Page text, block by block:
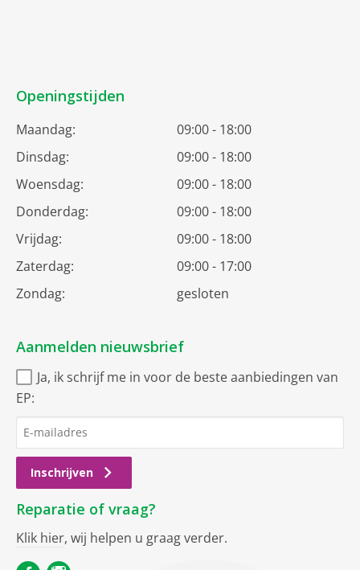
Openingstijden
Maandag:
09:00 - 18:00
Dinsdag:
09:00 - 18:00
Woensdag:
09:00 - 18:00
Donderdag:
09:00 - 18:00
Vrijdag:
09:00 - 18:00
Zaterdag:
09:00 - 17:00
Zondag:
gesloten
Aanmelden nieuwsbrief
Ja, ik schrijf me in voor de beste aanbiedingen van
EP:
Inschrijven
Reparatie of vraag?
Klik hier, wij helpen u graag verder.